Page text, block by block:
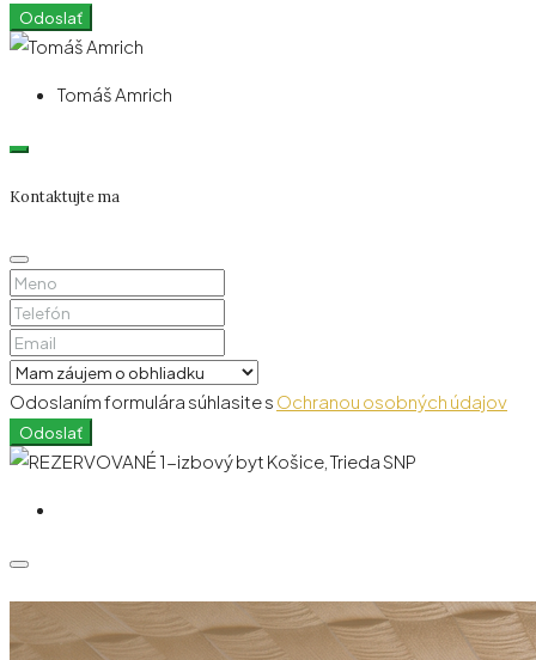
Odoslať
Tomáš Amrich
Kontaktujte ma
Odoslaním formulára súhlasite s Ochranou osobných údajov
Odoslať